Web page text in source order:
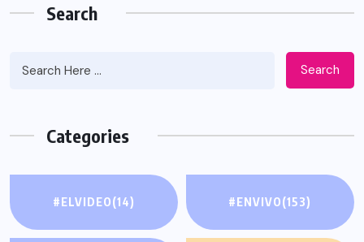
Search
Search
Categories
#ELVIDEO(14) #ENVIVO(153)